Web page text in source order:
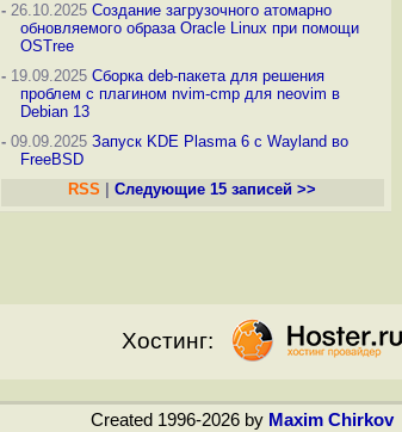
-26.10.2025 Создание загрузочного атомарно
обновляемого образа Oracle Linux при помощи
OSTree
-19.09.2025 Сборка deb-пакета для решения
проблем с плагином nvim-cmp для neovim в
Debian 13
-09.09.2025 Запуск KDE Plasma 6 с Wayland во
FreeBSD
RSS
Следующие 15 записей >>
Хостинг:
Created 1996-2026 by Maxim Chirkov